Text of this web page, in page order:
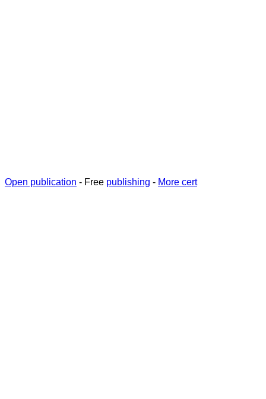
Open publication - Free publishing - More cert